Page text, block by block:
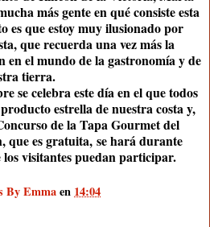
más gente en qué consiste esta
es que estoy muy ilusionado por
que recuerda una vez más la
el mundo de la gastronomía y de
tierra.
se celebra este día en el que todos
estrella de nuestra costa y,
de la Tapa Gourmet del
que es gratuita, se hará durante
visitantes puedan participar.
By Emmaen14:04